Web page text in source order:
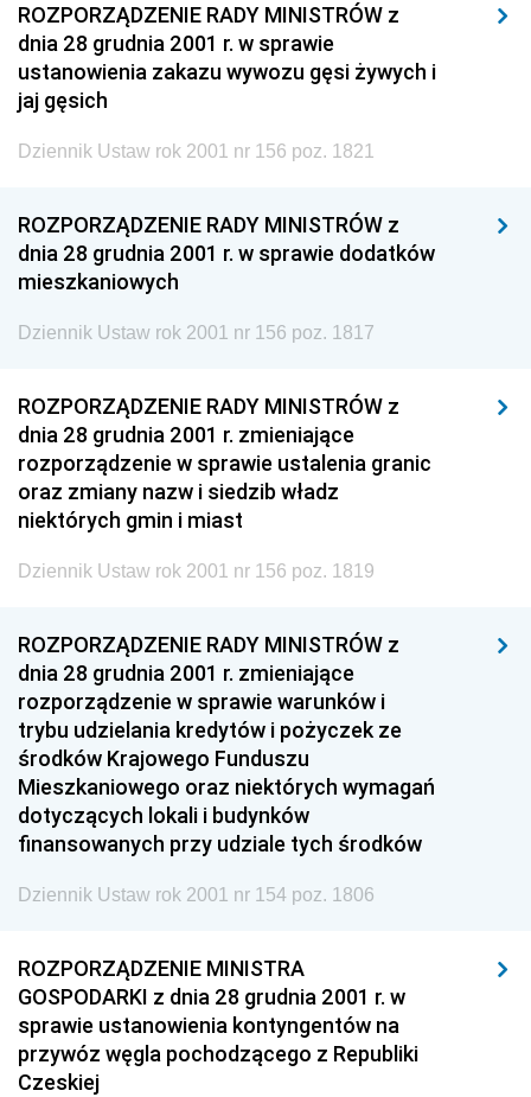
ROZPORZĄDZENIE RADY MINISTRÓW z
dnia 28 grudnia 2001 r. w sprawie
ustanowienia zakazu wywozu gęsi żywych i
jaj gęsich
Dziennik Ustaw rok 2001 nr 156 poz. 1821
ROZPORZĄDZENIE RADY MINISTRÓW z
dnia 28 grudnia 2001 r. w sprawie dodatków
mieszkaniowych
Dziennik Ustaw rok 2001 nr 156 poz. 1817
ROZPORZĄDZENIE RADY MINISTRÓW z
dnia 28 grudnia 2001 r. zmieniające
rozporządzenie w sprawie ustalenia granic
oraz zmiany nazw i siedzib władz
niektórych gmin i miast
Dziennik Ustaw rok 2001 nr 156 poz. 1819
ROZPORZĄDZENIE RADY MINISTRÓW z
dnia 28 grudnia 2001 r. zmieniające
rozporządzenie w sprawie warunków i
trybu udzielania kredytów i pożyczek ze
środków Krajowego Funduszu
Mieszkaniowego oraz niektórych wymagań
dotyczących lokali i budynków
finansowanych przy udziale tych środków
Dziennik Ustaw rok 2001 nr 154 poz. 1806
ROZPORZĄDZENIE MINISTRA
GOSPODARKI z dnia 28 grudnia 2001 r. w
sprawie ustanowienia kontyngentów na
przywóz węgla pochodzącego z Republiki
Czeskiej